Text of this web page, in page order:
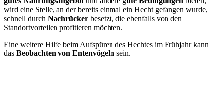
wird eine Stelle, an der bereits einmal ein Hecht gefangen wurde,
schnell durch Nachrücker besetzt, die ebenfalls von den
Standortvorteilen profitieren möchten.
Eine weitere Hilfe beim Aufspüren des Hechtes im Frühjahr kann
das Beobachten von Entenvögeln sein.